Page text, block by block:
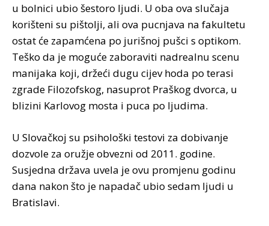
u bolnici ubio šestoro ljudi. U oba ova slučaja
korišteni su pištolji, ali ova pucnjava na fakultetu
ostat će zapamćena po jurišnoj pušci s optikom.
Teško da je moguće zaboraviti nadrealnu scenu
manijaka koji, držeći dugu cijev hoda po terasi
zgrade Filozofskog, nasuprot Praškog dvorca, u
blizini Karlovog mosta i puca po ljudima.
U Slovačkoj su psihološki testovi za dobivanje
dozvole za oružje obvezni od 2011. godine.
Susjedna država uvela je ovu promjenu godinu
dana nakon što je napadač ubio sedam ljudi u
Bratislavi.